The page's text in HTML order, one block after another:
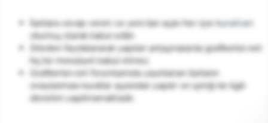
İlanlara cevap veren ve yeni ilan açan her üye kuralları
okumuş olarak kabul edilir.
Siteden faydalanarak yapılan anlaşmalarda grafikerler.net
hiç bir mesuliyet kabul etmez.
Grafikerler.net forumlarında yayınlanan ilanların
onaylanması kurallar açısından yapılır ve içeriği ile ilgili
denetim yapılmamaktadır.